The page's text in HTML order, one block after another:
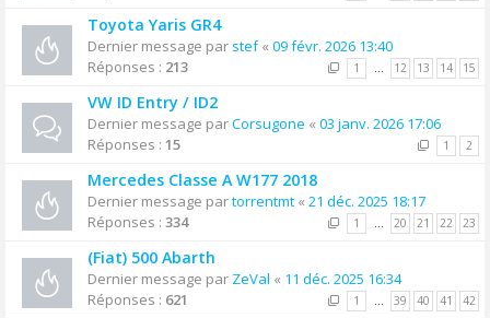
Toyota Yaris GR4
Dernier message par stef« 09 févr. 2026 13:40
Réponses : 213 1 … 12 13 14 15
VW ID Entry / ID2
Dernier message parCorsugone « 03 janv. 2026 17:06
Réponses : 15 1 2
Mercedes Classe A W177 2018
Dernier message partorrentmt « 21 déc. 2025 18:17
Réponses : 334 1 … 20 21 22 23
(Fiat) 500 Abarth
Dernier message par ZeVal « 11 déc. 2025 16:34
Réponses : 621 1 … 39 40 41 42